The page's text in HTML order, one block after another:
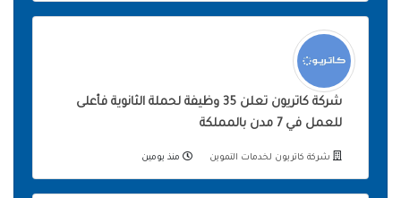
شركة كاتريون تعلن 35 وظيفة لحملة الثانوية فأعلى
للعمل في 7 مدن بالمملكة
شركة كاتريون لخدمات التموين منذ يومين